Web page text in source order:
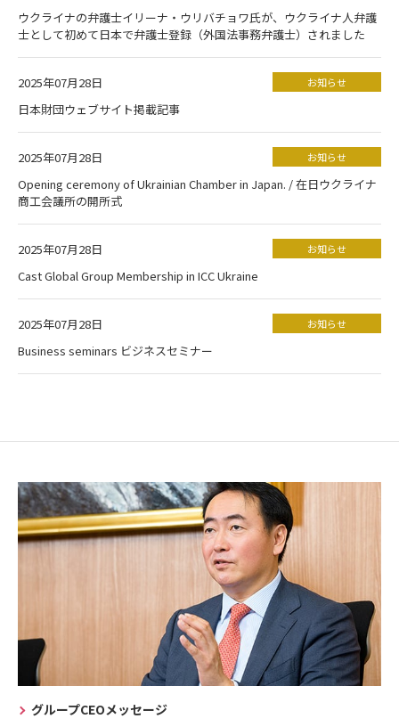
ウクライナの弁護士イリーナ・ウリバチョワ氏が、ウクライナ人弁護
士として初めて日本で弁護士登録（外国法事務弁護士）されました
2025年07月28日 お知らせ
日本財団ウェブサイト掲載記事
2025年07月28日 お知らせ
Opening ceremony of Ukrainian Chamber in Japan. / 在日ウクライナ
商工会議所の開所式
2025年07月28日 お知らせ
Cast Global Group Membership in ICC Ukraine
2025年07月28日 お知らせ
Business seminars ビジネスセミナー
グループCEOメッセージ